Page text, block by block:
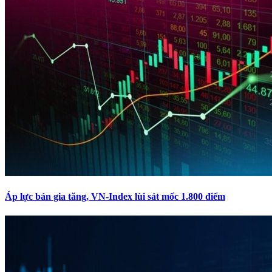
Áp lực bán gia tăng, VN-Index lùi sát mốc 1.800 điểm